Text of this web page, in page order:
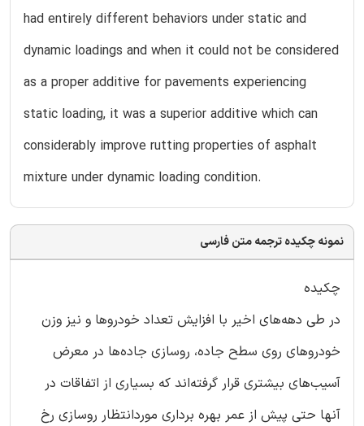
had entirely different behaviors under static and
dynamic loadings and when it could not be considered
as a proper additive for pavements experiencing
static loading, it was a superior additive which can
considerably improve rutting properties of asphalt
mixture under dynamic loading condition.
نمونه چکیده ترجمه متن فارسی
چکیده
در طی دهه‌های اخیر با افزایش تعداد خودروها و نیز وزن
خودروهای روی سطح جاده، روسازی جاده‌ها در معرض
آسیب‌های بیشتری قرار گرفته‌اند که بسیاری از اتفاقات در
آنها حتی پیش از عمر بهره برداری موردانتظار روسازی رخ